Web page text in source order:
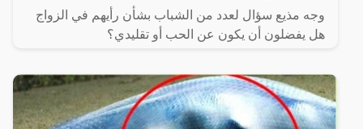
وجه مذيع سؤال لعدد من الشباب بشأن رأيهم في الزواج
هل يفضلون أن يكون عن الحب أو تقليدي؟